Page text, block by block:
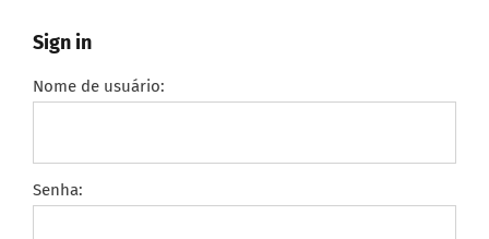
Sign in
Nome de usuário:
Senha: